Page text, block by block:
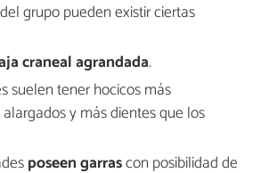
grupo pueden existir ciertas
craneal agrandada.
suelen tener hocicos más
y más dientes que los
poseen garrascon posibilidad de